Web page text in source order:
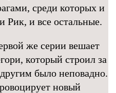
среди которых и
и все остальные.
же серии вешает
который строил за
было неповадно.
новый